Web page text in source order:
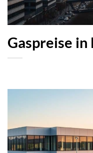
Gaspreise in